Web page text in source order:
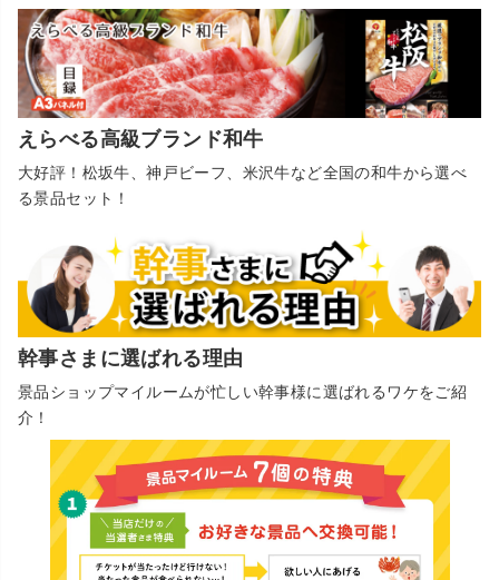
えらべる高級ブランド和牛
大好評！松坂牛、神戸ビーフ、米沢牛など全国の和牛から選べ
る景品セット！
幹事さまに選ばれる理由
景品ショップマイルームが忙しい幹事様に選ばれるワケをご紹
介！